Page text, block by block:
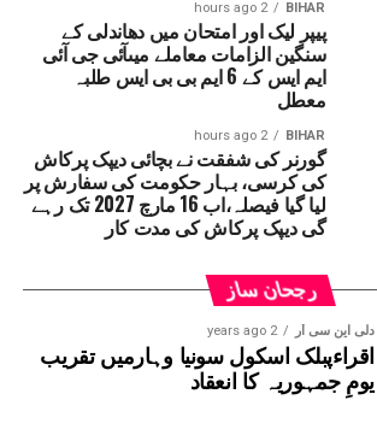
BIHAR
2 hours ago
پیپر لیک اور امتحان میں دھاندلی کے
سنگین الزامات معاملے میںآئی جی آئی
ایم ایس کے 6 ایم بی بی ایس طلبہ
معطل
BIHAR
2 hours ago
گورنر کی شفقت نے بچائی دیپک پرکاش
کی کرسی، بہار حکومت کی سفارش پر
لیا گیا فیصلہ،اب 16 مارچ 2027 تک رہے
گی دیپک پرکاش کی مدت کار
رجحان ساز
دلی این سی آر 2 years ago
اقراءپبلک اسکول سونیا وہارمیں تقریب
یومِ جمہوریہ کا انعقاد